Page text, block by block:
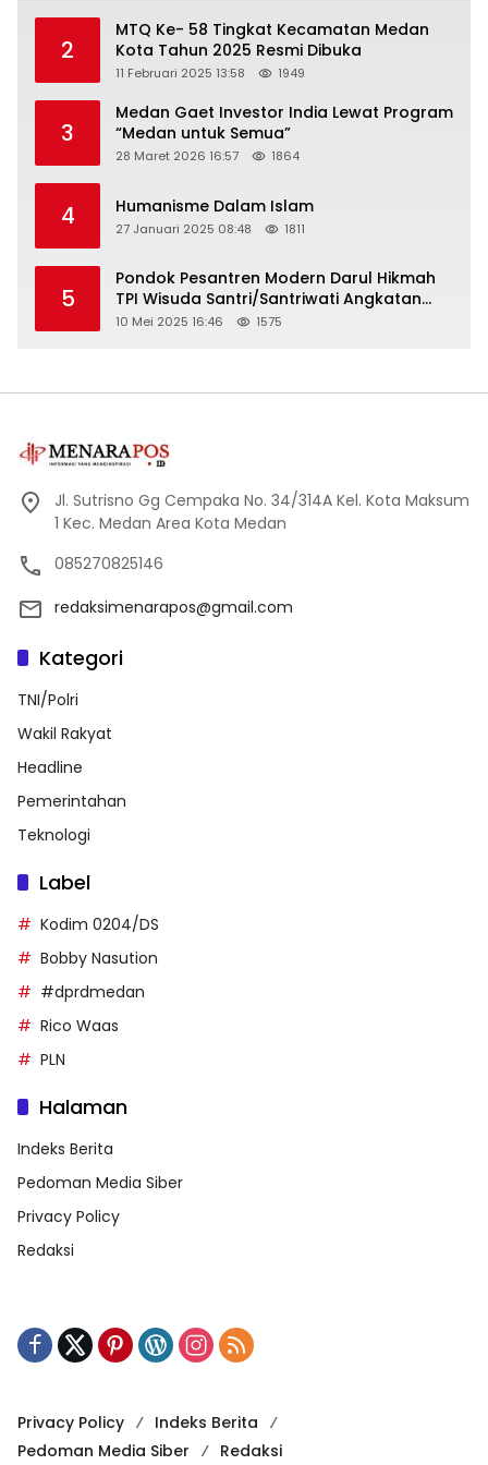
2
MTQ Ke- 58 Tingkat Kecamatan Medan
Kota Tahun 2025 Resmi Dibuka
11 Februari 2025 13:58 1949
3
Medan Gaet Investor India Lewat Program
“Medan untuk Semua”
28 Maret 2026 16:57 1864
4 Humanisme Dalam Islam
27 Januari 2025 08:48 1811
5
Pondok Pesantren Modern Darul Hikmah
TPI Wisuda Santri/Santriwati Angkatan
XXXIII
10 Mei 2025 16:46 1575
Jl. Sutrisno Gg Cempaka No. 34/314A Kel. Kota Maksum
1 Kec. Medan Area Kota Medan
085270825146
redaksimenarapos@gmail.com
Kategori
TNI/Polri
Wakil Rakyat
Headline
Pemerintahan
Teknologi
Label
Kodim 0204/DS
Bobby Nasution
#dprdmedan
Rico Waas
PLN
Halaman
Indeks Berita
Pedoman Media Siber
Privacy Policy
Redaksi
Privacy Policy
Indeks Berita
Pedoman Media Siber
Redaksi